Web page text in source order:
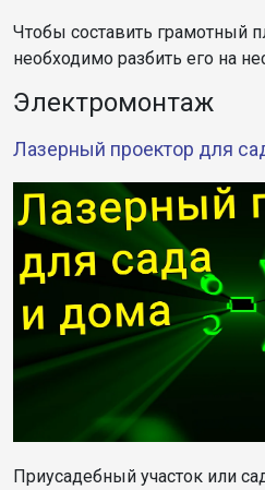
Чтобы составить грамотный
необходимо разбить его на
Электромонтаж
Лазерный проектор для
Приусадебный участок или